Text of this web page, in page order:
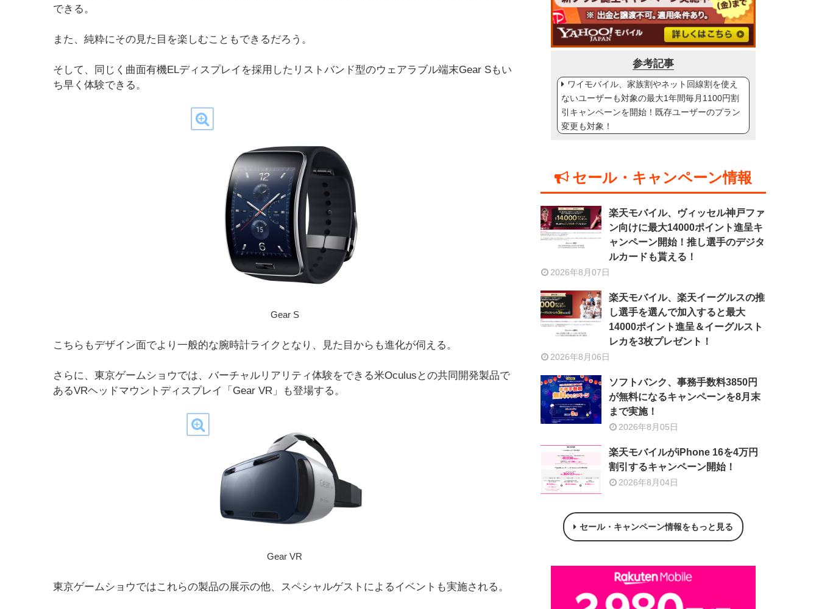
できる。
また、純粋にその見た目を楽しむこともできるだろう。
そして、同じく曲面有機ELディスプレイを採用したリストバンド型のウェアラブル端末Gear Sもい
ち早く体験できる。
Gear S
こちらもデザイン面でより一般的な腕時計ライクとなり、見た目からも進化が伺える。
さらに、東京ゲームショウでは、バーチャルリアリティ体験をできる米Oculusとの共同開発製品で
あるVRヘッドマウントディスプレイ「Gear VR」も登場する。
Gear VR
東京ゲームショウではこれらの製品の展示の他、スペシャルゲストによるイベントも実施される。
参考記事
ワイモバイル、家族割やネット回線割を使え
ないユーザーも対象の最大1年間毎月1100円割
引キャンペーンを開始！既存ユーザーのプラン
変更も対象！
セール・キャンペーン情報
楽天モバイル、ヴィッセル神戸ファ
ン向けに最大14000ポイント進呈キ
ャンペーン開始！推し選手のデジタ
ルカードも貰える！
2026年8月07日
楽天モバイル、楽天イーグルスの推
し選手を選んで加入すると最大
14000ポイント進呈＆イーグルスト
レカを3枚プレゼント！
2026年8月06日
ソフトバンク、事務手数料3850円
が無料になるキャンペーンを8月末
まで実施！
2026年8月05日
楽天モバイルがiPhone 16を4万円
割引するキャンペーン開始！
2026年8月04日
セール・キャンペーン情報をもっと見る